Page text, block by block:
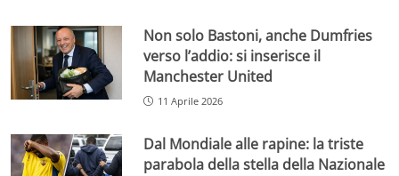
Non solo Bastoni, anche Dumfries
verso l’addio: si inserisce il
Manchester United
11 Aprile 2026
Dal Mondiale alle rapine: la triste
parabola della stella della Nazionale